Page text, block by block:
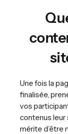
Une fois la
finalisée,
vos
contenus leur
mérite d’être